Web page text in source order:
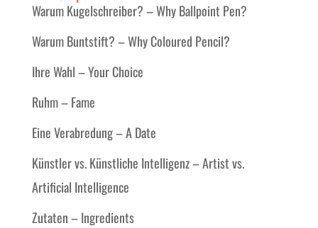
Warum Kugelschreiber? – Why Ballpoint Pen?
Warum Buntstift? – Why Coloured Pencil?
Ihre Wahl – Your Choice
Ruhm – Fame
Eine Verabredung – A Date
Künstler vs. Künstliche Intelligenz – Artist vs.
Artificial Intelligence
Zutaten – Ingredients